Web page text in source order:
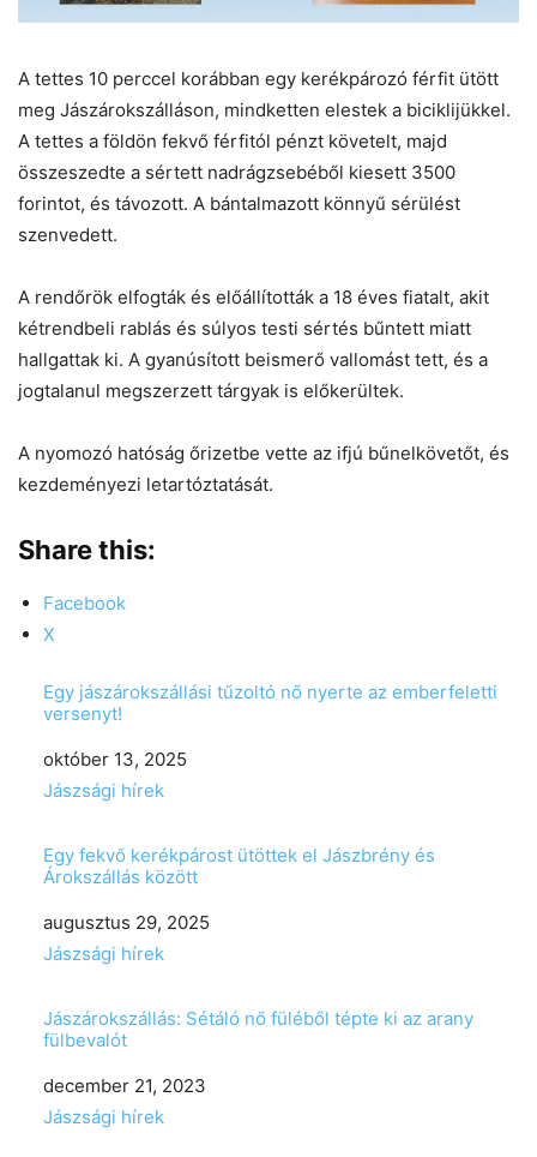
A tettes 10 perccel korábban egy kerékpározó férfit ütött
meg Jászárokszálláson, mindketten elestek a biciklijükkel.
A tettes a földön fekvő férfitól pénzt követelt, majd
összeszedte a sértett nadrágzsebéből kiesett 3500
forintot, és távozott. A bántalmazott könnyű sérülést
szenvedett.
A rendőrök elfogták és előállították a 18 éves fiatalt, akit
kétrendbeli rablás és súlyos testi sértés bűntett miatt
hallgattak ki. A gyanúsított beismerő vallomást tett, és a
jogtalanul megszerzett tárgyak is előkerültek.
A nyomozó hatóság őrizetbe vette az ifjú bűnelkövetőt, és
kezdeményezi letartóztatását.
Share this:
Facebook
X
Egy jászárokszállási tűzoltó nő nyerte az emberfeletti
versenyt!
Date
október 13, 2025
In relation to
Jászsági hírek
Egy fekvő kerékpárost ütöttek el Jászbrény és
Árokszállás között
Date
augusztus 29, 2025
In relation to
Jászsági hírek
Jászárokszállás: Sétáló nő füléből tépte ki az arany
fülbevalót
Date
december 21, 2023
In relation to
Jászsági hírek